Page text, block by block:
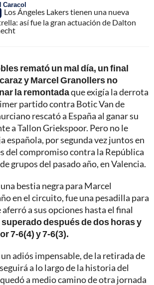
Caracol
Los Ángeles Lakers tienen una nueva
así fue la gran actuación de Dalton
remató un mal día, un final
y Marcel Granollers no
la remontadaque exigía la derrota
partido contra Botic Van de
rescató a España al ganar su
a Tallon Griekspoor. Pero no le
española, por segunda vez juntos en
del compromiso contra la República
grupos del pasado año, en Valencia.
bestia negra para Marcel
en el circuito, fue una pesadilla para
aferró a sus opciones hasta el final
después de dos horas y
7-6(4) y 7-6(3).
adiós impensable, de la retirada de
a lo largo de la historia del
a medio camino de otra jornada